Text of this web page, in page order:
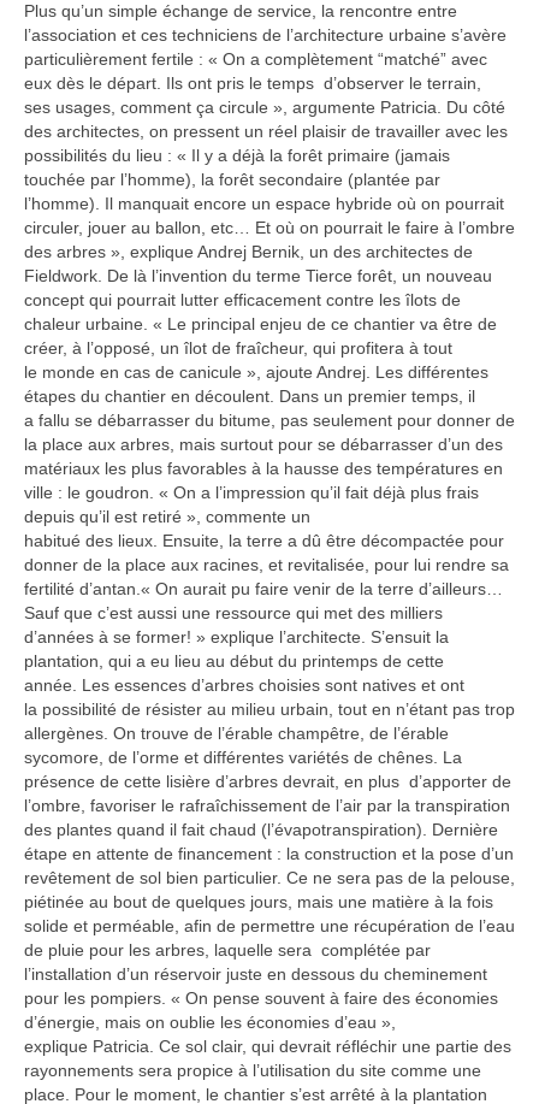
Plus qu’un simple échange de service, la rencontre entre
l’association et ces techniciens de l’architecture urbaine s’avère
particulièrement fertile : « On a complètement “matché” avec
eux dès le départ. Ils ont pris le temps d’observer le terrain,
ses usages, comment ça circule », argumente Patricia. Du côté
des architectes, on pressent un réel plaisir de travailler avec les
possibilités du lieu : « Il y a déjà la forêt primaire (jamais
touchée par l’homme), la forêt secondaire (plantée par
l’homme). Il manquait encore un espace hybride où on pourrait
circuler, jouer au ballon, etc… Et où on pourrait le faire à l’ombre
des arbres », explique Andrej Bernik, un des architectes de
Fieldwork. De là l’invention du terme Tierce forêt, un nouveau
concept qui pourrait lutter efficacement contre les îlots de
chaleur urbaine. « Le principal enjeu de ce chantier va être de
créer, à l’opposé, un îlot de fraîcheur, qui profitera à tout
le monde en cas de canicule », ajoute Andrej. Les différentes
étapes du chantier en découlent. Dans un premier temps, il
a fallu se débarrasser du bitume, pas seulement pour donner de
la place aux arbres, mais surtout pour se débarrasser d’un des
matériaux les plus favorables à la hausse des températures en
ville : le goudron. « On a l’impression qu’il fait déjà plus frais
depuis qu’il est retiré », commente un
habitué des lieux. Ensuite, la terre a dû être décompactée pour
donner de la place aux racines, et revitalisée, pour lui rendre sa
fertilité d’antan.« On aurait pu faire venir de la terre d’ailleurs…
Sauf que c’est aussi une ressource qui met des milliers
d’années à se former! » explique l’architecte. S’ensuit la
plantation, qui a eu lieu au début du printemps de cette
année. Les essences d’arbres choisies sont natives et ont
la possibilité de résister au milieu urbain, tout en n’étant pas trop
allergènes. On trouve de l’érable champêtre, de l’érable
sycomore, de l’orme et différentes variétés de chênes. La
présence de cette lisière d’arbres devrait, en plus d’apporter de
l’ombre, favoriser le rafraîchissement de l’air par la transpiration
des plantes quand il fait chaud (l’évapotranspiration). Dernière
étape en attente de financement : la construction et la pose d’un
revêtement de sol bien particulier. Ce ne sera pas de la pelouse,
piétinée au bout de quelques jours, mais une matière à la fois
solide et perméable, afin de permettre une récupération de l’eau
de pluie pour les arbres, laquelle sera complétée par
l’installation d’un réservoir juste en dessous du cheminement
pour les pompiers. « On pense souvent à faire des économies
d’énergie, mais on oublie les économies d’eau »,
explique Patricia. Ce sol clair, qui devrait réfléchir une partie des
rayonnements sera propice à l’utilisation du site comme une
place. Pour le moment, le chantier s’est arrêté à la plantation